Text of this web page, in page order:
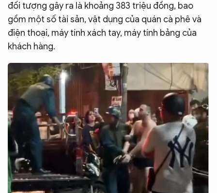
đối tượng gây ra là khoảng 383 triệu đồng, bao
gồm một số tài sản, vật dụng của quán cà phê và
điện thoại, máy tính xách tay, máy tính bảng của
khách hàng.